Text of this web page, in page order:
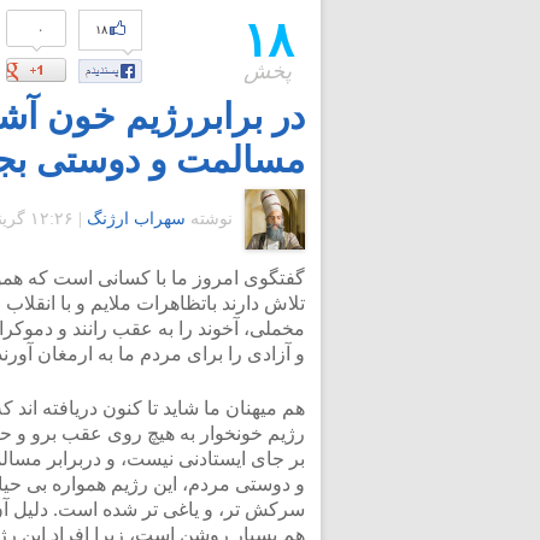
۱۸
پخش
۰ ۱۸
در برابررژیم خون
مسالمت و دوستی
نوشته سهراب ارژنگ ۱۲:۲۶ گرينويچ - چهارشنبه ۲۹ اردیبهشت ۱۳۸۹
گفتگوی امروز ما با کسانی است که
تلاش دارند باتظاهرات ملایم و با انقلاب
مخملی، آخوند را به عقب رانند و
و آزادی را برای مردم ما به ارمغان
هم میهنان ما شاید تا کنون دریافته اند
رژیم خونخوار به هیچ روی عقب برو و
بر جای ایستادنی نیست، و دربرابر
و دوستی مردم، این رژیم همواره بی
سرکش تر، و یاغی تر شده است. دلیل
هم بسیار روشن است، زیرا افراد این